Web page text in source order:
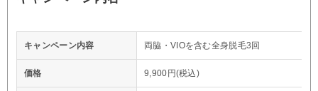
キャンペーン内容 両脇・VIOを含む全身脱毛3回
価格 9,900円(税込)